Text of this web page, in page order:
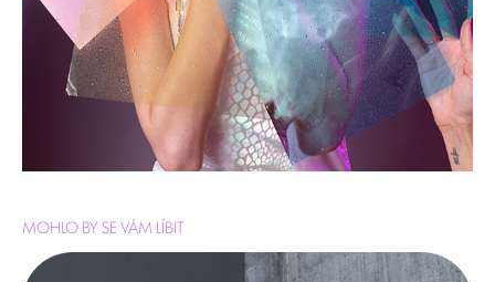
MOHLO BY SE VÁM LÍBIT